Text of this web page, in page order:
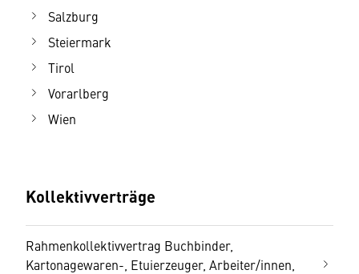
Salzburg
Steiermark
Tirol
Vorarlberg
Wien
Kollektivverträge
Rahmenkollektivvertrag Buchbinder,
Kartonagewaren-, Etuierzeuger, Arbeiter/innen,